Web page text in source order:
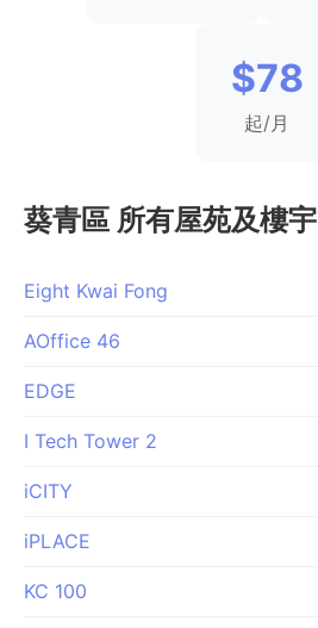
$78
起/月
葵青區 所有屋苑及樓宇
Eight Kwai Fong
AOffice 46
EDGE
I Tech Tower 2
iCITY
iPLACE
KC 100